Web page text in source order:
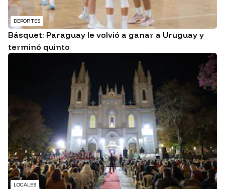
DEPORTES
Básquet: Paraguay le volvió a ganar a Uruguay y
terminó quinto
LOCALES